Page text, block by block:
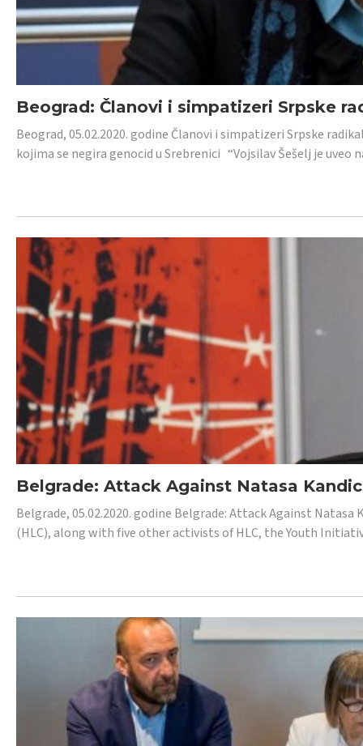
Beograd: Članovi i simpatizeri Srpske
Beograd, 05.02.2020. godine Članovi i simpatizeri Srpske
kojima se negira genocid u Srebrenici “Vojsilav Šešelj je uveo
Belgrade: Attack Against Natasa
Belgrade, 05.02.2020. godine Belgrade: Attack Against
(HLC), along with five other activists of HLC, the Youth